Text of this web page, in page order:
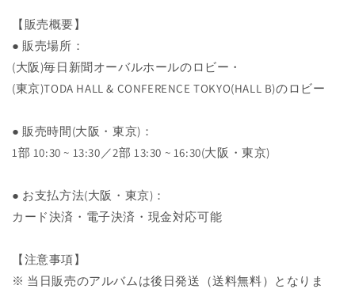
【販売概要】
● 販売場所：
(大阪)毎日新聞オーバルホールのロビー・
(東京)TODA HALL & CONFERENCE TOKYO(HALL B)のロビー
● 販売時間(大阪・東京)：
1部 10:30 ~ 13:30／2部 13:30 ~ 16:30(大阪・東京)
● お支払方法(大阪・東京)：
カード決済・電子決済・現金対応可能
【注意事項】
※ 当日販売のアルバムは後日発送（送料無料）となりま